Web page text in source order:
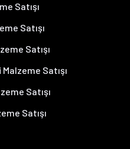
Satışı
Satışı
Satışı
Satışı
Satışı
Satışı